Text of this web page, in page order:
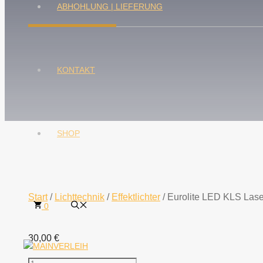
ABHOHLUNG | LIEFERUNG
KONTAKT
SHOP
0
Start/ Lichttechnik / Effektlichter / Eurolite LED KLS
30,00 €